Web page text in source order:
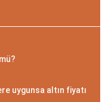
uygunsa altın fiyatı